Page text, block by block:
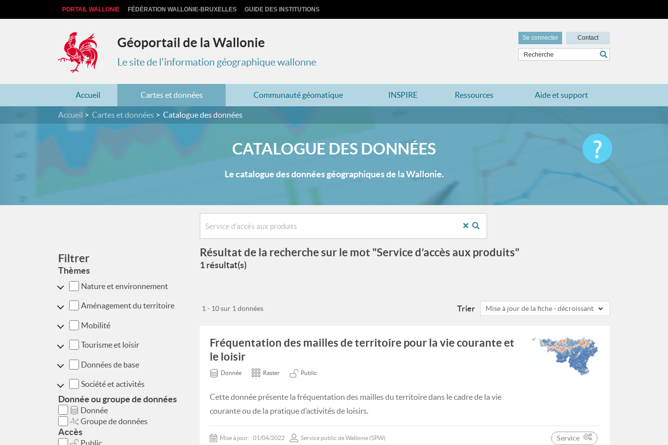
PORTAIL WALLONIE FÉDÉRATION WALLONIE-BRUXELLES GUIDE DES INSTITUTIONS
Géoportail de la Wallonie
Le site de l'information géographique wallonne
Se connecter Contact
Accueil Cartes et données Communauté géomatique INSPIRE Ressources Aide et support
Accueil Cartes et données Catalogue des données
CATALOGUE DES DONNÉES
Le catalogue des données géographiques de la Wallonie.
Filtrer
Thèmes
Nature et environnement
Aménagement du territoire
Mobilité
Tourisme et loisir
Données de base
Société et activités
Donnée ou groupe de données
Donnée
Groupe de données
Accès
Public
Résultat de la recherche sur le mot "Service d’accès aux produits"
1 résultat(s)
Trier Mise à jour de la fiche - décroissant
1 - 10 sur 1 données
Fréquentation des mailles de territoire pour la vie courante et
le loisir
Donnée Raster Public
Cette donnée présente la fréquentation des mailles du territoire dans le cadre de la vie
courante ou de la pratique d’activités de loisirs.
Mise à jour: 01/04/2022 Service public de Wallonie (SPW) Service